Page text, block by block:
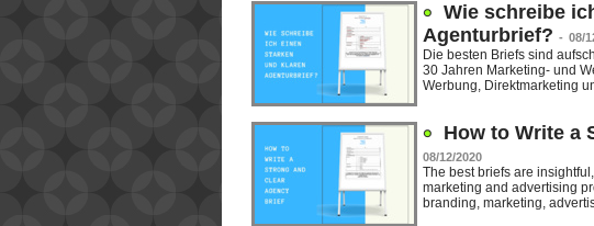
Wie schreibe
Agenturbrief? - 08/
Die besten Briefs sind
30 Jahren Marketing- und
Werbung, Direktmarketing
How to Write a
08/12/2020
The best briefs are
marketing and advertising
branding, marketing,